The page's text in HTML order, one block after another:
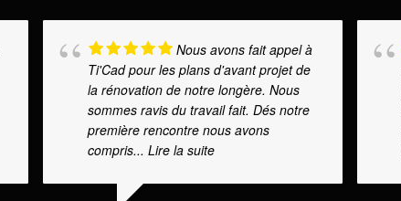
Nous avons fait appel à
Ti'Cad pour les plans d'avant projet de
la rénovation de notre longère. Nous
sommes ravis du travail fait. Dés notre
première rencontre nous avons
compris... Lire la suite